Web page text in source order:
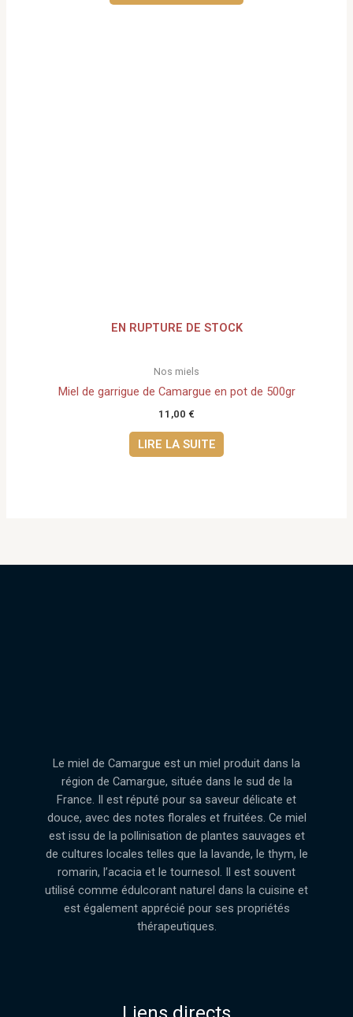
EN RUPTURE DE STOCK
Nos miels
Miel de garrigue de Camargue en pot de 500gr
11,00 €
LIRE LA SUITE
Le miel de Camargue est un miel produit dans la
région de Camargue, située dans le sud de la
France. Il est réputé pour sa saveur délicate et
douce, avec des notes florales et fruitées. Ce miel
est issu de la pollinisation de plantes sauvages et
de cultures locales telles que la lavande, le thym, le
romarin, l’acacia et le tournesol. Il est souvent
utilisé comme édulcorant naturel dans la cuisine et
est également apprécié pour ses propriétés
thérapeutiques.